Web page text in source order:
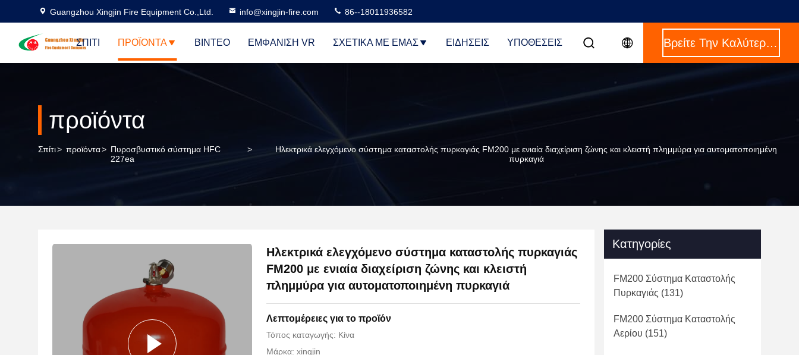
Guangzhou Xingjin Fire Equipment Co.,Ltd. info@xingjin-fire.com 86--18011936582
ΣΠΊΤΙ ΠΡΟΪΌΝΤΑ ΒΊΝΤΕΟ ΕΜΦΆΝΙΣΗ VR ΣΧΕΤΙΚΆ ΜΕ ΕΜΆΣ ΕΙΔΉΣΕΙΣ ΥΠΟΘΈΣΕΙΣ Βρείτε Την Καλύτερη Τιμή
προϊόντα
Σπίτι> προϊόντα> Πυροσβυστικό σύστημα HFC
227ea
>
Ηλεκτρικά ελεγχόμενο σύστημα καταστολής πυρκαγιάς FM200 με ενιαία διαχείριση ζώνης και κλειστή πλημμύρα για αυτοματοποιημένη
πυρκαγιά
Ηλεκτρικά ελεγχόμενο σύστημα καταστολής πυρκαγιάς
FM200 με ενιαία διαχείριση ζώνης και κλειστή
πλημμύρα για αυτοματοποιημένη πυρκαγιά
Λεπτομέρειες για το προϊόν
Τόπος καταγωγής: Κίνα
Μάρκα: xingjin
Κατηγορίες
FM200 Σύστημα Καταστολής
Πυρκαγιάς (131)
FM200 Σύστημα Καταστολής
Αερίου (151)